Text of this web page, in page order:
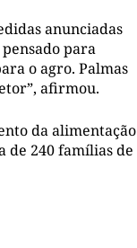
anunciadas
para
o agro. Palmas
afirmou.
da alimentação
de 240 famílias de